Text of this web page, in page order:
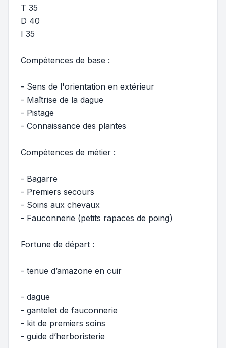
T 35
D 40
I 35
Compétences de base :
- Sens de l'orientation en extérieur
- Maîtrise de la dague
- Pistage
- Connaissance des plantes
Compétences de métier :
- Bagarre
- Premiers secours
- Soins aux chevaux
- Fauconnerie (petits rapaces de poing)
Fortune de départ :
- tenue d’amazone en cuir
- dague
- gantelet de fauconnerie
- kit de premiers soins
- guide d’herboristerie